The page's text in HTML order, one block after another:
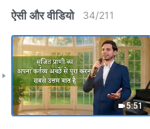
ऐसी और वीडियो 34/211
5:51